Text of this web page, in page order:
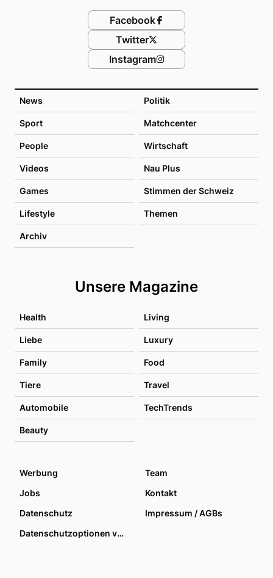
News Politik
Sport Matchcenter
People Wirtschaft
Videos Nau Plus
Games Stimmen der Schweiz
Lifestyle Themen
Archiv
Unsere Magazine
Health Living
Liebe Luxury
Family Food
Tiere Travel
Automobile TechTrends
Beauty
Facebook
Twitter
Instagram
Werbung
Team
Jobs
Kontakt
Datenschutz
Impressum / AGBs
Datenschutzoptionen verwalten